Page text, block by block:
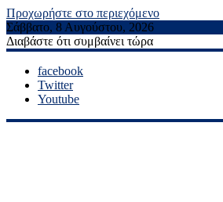
Προχωρήστε στο περιεχόμενο
Σάββατο, 8 Αυγούστου, 2026
Διαβάστε ότι συμβαίνει τώρα
facebook
Twitter
Youtube